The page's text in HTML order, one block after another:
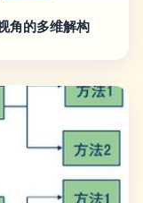
角的多维解构